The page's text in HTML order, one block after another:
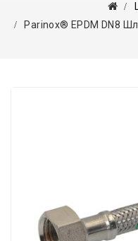
Parinox® EPDM DN8